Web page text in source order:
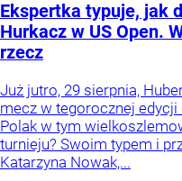
Ekspertka typuje, jak
Hurkacz w US Open.
rzecz
Już jutro, 29 sierpnia,
mecz w tegorocznej edycji
Polak w tym
turnieju? Swoim typem i
Katarzyna Nowak,...